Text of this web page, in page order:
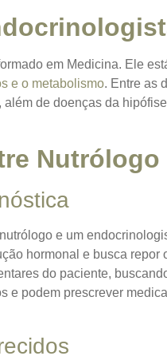
em Medicina. Ele
e o metabolismo. Entre as
de doenças da
e um
hormonal e busca repor
do paciente,
e podem prescrever